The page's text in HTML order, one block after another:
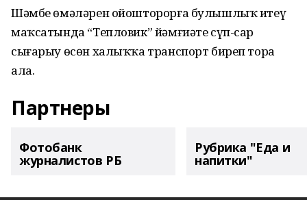
Шәмбе өмәләрен ойошторорға булышлыҡ итеү
маҡсатында “Тепловик” йәмғиәте сүп-сар
сығарыу өсөн халыҡҡа транспорт биреп тора
ала.
Партнеры
Фотобанк
журналистов РБ
Рубрика "Еда и
напитки"